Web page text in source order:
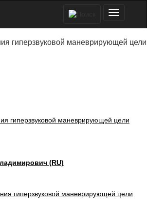
гиперзвуковой маневрирующей цели
(RU)